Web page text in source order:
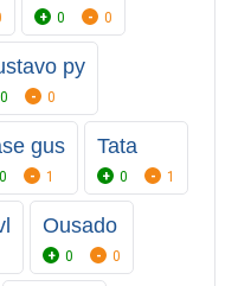
0 0
py
0 0
gus
0 1
Tata
0 1
Ousado
0 0